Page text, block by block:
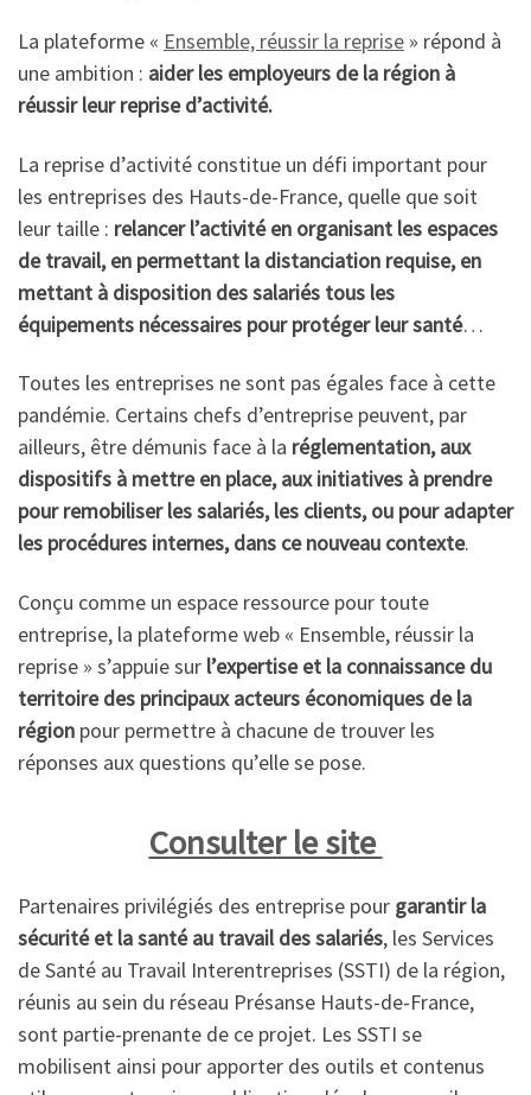
La plateforme « Ensemble, réussir la reprise » répond à
une ambition : aider les employeurs de la région à
réussir leur reprise d’activité.
La reprise d’activité constitue un défi important pour
les entreprises des Hauts-de-France, quelle que soit
leur taille : relancer l’activité en organisant les espaces
de travail, en permettant la distanciation requise, en
mettant à disposition des salariés tous les
équipements nécessaires pour protéger leur santé…
Toutes les entreprises ne sont pas égales face à cette
pandémie. Certains chefs d’entreprise peuvent, par
ailleurs, être démunis face à la réglementation, aux
dispositifs à mettre en place, aux initiatives à prendre
pour remobiliser les salariés, les clients, ou pour adapter
les procédures internes, dans ce nouveau contexte.
Conçu comme un espace ressource pour toute
entreprise, la plateforme web « Ensemble, réussir la
reprise » s’appuie sur l’expertise et la connaissance du
territoire des principaux acteurs économiques de la
région pour permettre à chacune de trouver les
réponses aux questions qu’elle se pose.
Consulter le site
Partenaires privilégiés des entreprise pour garantir la
sécurité et la santé au travail des salariés, les Services
de Santé au Travail Interentreprises (SSTI) de la région,
réunis au sein du réseau Présanse Hauts-de-France,
sont partie-prenante de ce projet. Les SSTI se
mobilisent ainsi pour apporter des outils et contenus